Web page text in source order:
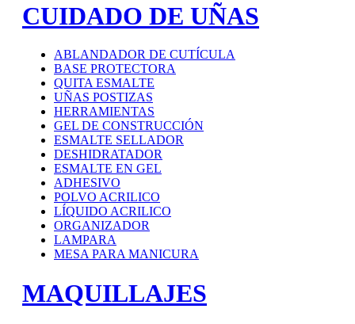
CUIDADO DE UÑAS
ABLANDADOR DE CUTÍCULA
BASE PROTECTORA
QUITA ESMALTE
UÑAS POSTIZAS
HERRAMIENTAS
GEL DE CONSTRUCCIÓN
ESMALTE SELLADOR
DESHIDRATADOR
ESMALTE EN GEL
ADHESIVO
POLVO ACRILICO
LÍQUIDO ACRILICO
ORGANIZADOR
LAMPARA
MESA PARA MANICURA
MAQUILLAJES